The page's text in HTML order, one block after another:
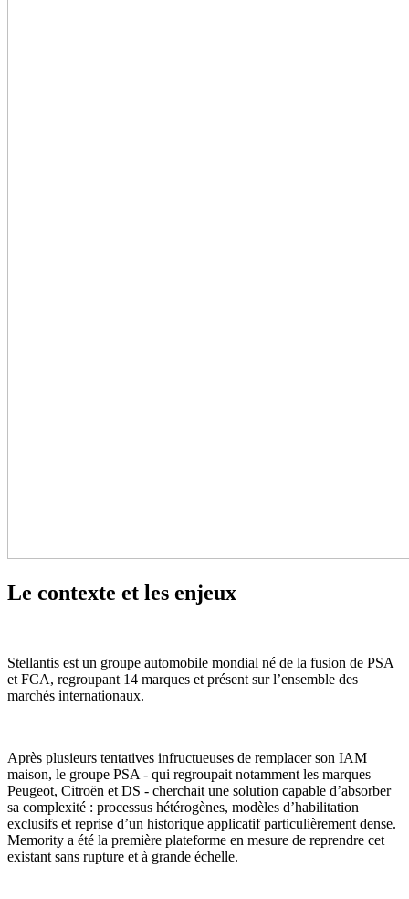
Le contexte et les enjeux
Stellantis est un groupe automobile mondial né de la fusion de PSA
et FCA, regroupant 14 marques et présent sur l’ensemble des
marchés internationaux.
Après plusieurs tentatives infructueuses de remplacer son IAM
maison, le groupe PSA - qui regroupait notamment les marques
Peugeot, Citroën et DS - cherchait une solution capable d’absorber
sa complexité : processus hétérogènes, modèles d’habilitation
exclusifs et reprise d’un historique applicatif particulièrement dense.
Memority a été la première plateforme en mesure de reprendre cet
existant sans rupture et à grande échelle.